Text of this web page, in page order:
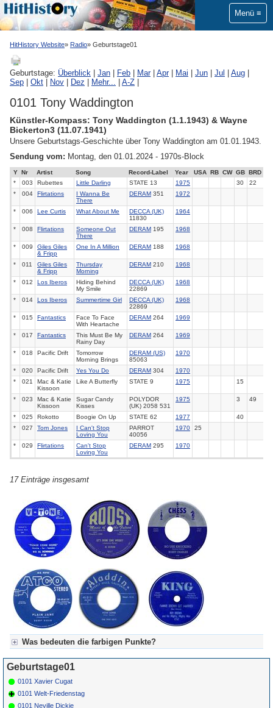
Menü
HitHistory Website Radio Geburtstage01
Geburtstage: Überblick Jan Feb Mar| Apr| Mai Jun Jul Aug
Sep
Okt Nov Dez Mehr... A-Z
0101 Tony Waddington
Künstler-Kompass: Tony Waddington (1.1.1943) & Wayne
Bickerton3 (11.07.1941)
Unsere Geburtstags-Geschichte über Tony Waddington am 01.01.1943.
Sendung vom: Montag, den 01.01.2024 - 1970s-Block
Y Nr Artist Song Record-Label Year USA RB CW GB
BRD
*
003 Rubettes Little Darling STATE 13 1975 30
22
*
004 Flirtations
I Wanna Be
There
DERAM 351 1972
* 006 Lee Curtis What About Me
DECCA (UK)
11830
1964
* 008 Flirtations
Someone Out
There
DERAM 195 1968
* 009
Giles Giles
& Fripp
One In A Million DERAM 188 1968
* 011
Giles Giles
& Fripp
Thursday
Morning
DERAM 210 1968
* 012 Los Iberos
Hiding Behind
My Smile
DECCA (UK)
22869
1968
* 014 Los Iberos Summertime Girl
DECCA (UK)
22869
1968
* 015 Fantastics
Face To Face
With Heartache
DERAM 264 1969
* 017 Fantastics
This Must Be My
Rainy Day
DERAM 264 1969
* 018 Pacific Drift
Tomorrow
Morning Brings
DERAM (US)
85063
1970
* 020 Pacific Drift Yes You Do DERAM 304
1970
*
021
Mac & Katie
Kissoon
Like A Butterfly STATE 9 1975 15
* 023
Mac & Katie
Kissoon
Sugar Candy
Kisses
POLYDOR
(UK) 2058 531
1975 3 49
* 025 Rokotto Boogie On Up STATE 62 1977
40
*
027 Tom Jones
I Can't Stop
Loving You
PARROT
40056
1970 25
* 029 Flirtations
Can't Stop
Loving You
DERAM 295 1970
17 Einträge insgesamt
Was bedeuten die farbigen Punkte?
Für Axel's Tageskalender:
Grün = Kurzgeschichte
Grün! = fachlich bestimmt spannend, nicht verpassen!
Grün+ = Stundenbeitrag
Gelb = Kurzgeschichten oder Stundensendungen in Arbeit
Geburtstage01
0101 Xavier Cugat
0101 Welt-Friedenstag
0101 Neville Dickie